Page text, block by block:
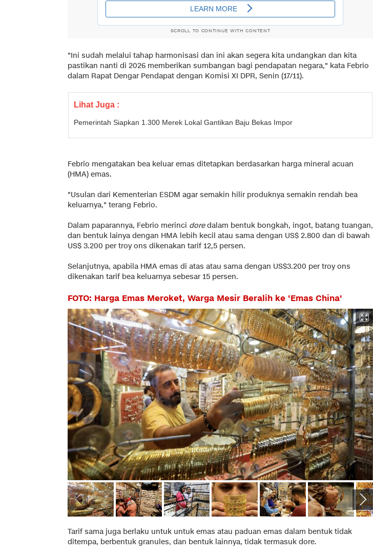
SCROLL TO CONTINUE WITH CONTENT
"Ini sudah melalui tahap harmonisasi dan ini akan segera kita undangkan dan kita
pastikan nanti di 2026 memberikan sumbangan bagi pendapatan negara," kata Febrio
dalam Rapat Dengar Pendapat dengan Komisi XI DPR, Senin (17/11).
Lihat Juga :
Pemerintah Siapkan 1.300 Merek Lokal Gantikan Baju Bekas Impor
Febrio mengatakan bea keluar emas ditetapkan berdasarkan harga mineral acuan
(HMA) emas.
"Usulan dari Kementerian ESDM agar semakin hilir produknya semakin rendah bea
keluarnya," terang Febrio.
Dalam paparannya, Febrio merinci doredalam bentuk bongkah, ingot, batang tuangan,
dan bentuk lainya dengan HMA lebih kecil atau sama dengan US$ 2.800 dan di bawah
US$ 3.200 per troy ons dikenakan tarif 12,5 persen.
Selanjutnya, apabila HMA emas di atas atau sama dengan US$3.200 per troy ons
dikenakan tarif bea keluarnya sebesar 15 persen.
FOTO: Harga Emas Meroket, Warga Mesir Beralih ke 'Emas China'
Tarif sama juga berlaku untuk untuk emas atau paduan emas dalam bentuk tidak
ditempa, berbentuk granules, dan bentuk lainnya, tidak termasuk dore.